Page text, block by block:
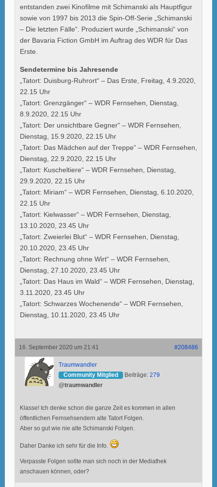
entstanden zwei Kinofilme mit Schimanski als Hauptfigur
sowie von 1997 bis 2013 die Spin-Off-Serie „Schimanski
– Die letzten Fälle“. Produziert wurde „Schimanski“ von
der Bavaria Fiction GmbH im Auftrag des WDR für Das
Erste.
Sendetermine bis Jahresende
„Tatort: Duisburg-Ruhrort“ – Das Erste, Freitag, 4.9.2020,
22.15 Uhr
„Tatort: Grenzgänger“ – WDR Fernsehen, Dienstag,
8.9.2020, 22.15 Uhr
„Tatort: Der unsichtbare Gegner“ – WDR Fernsehen,
Dienstag, 15.9.2020, 22.15 Uhr
„Tatort: Das Mädchen auf der Treppe“ – WDR Fernsehen,
Dienstag, 22.9.2020, 22.15 Uhr
„Tatort: Kuscheltiere“ – WDR Fernsehen, Dienstag,
29.9.2020, 22.15 Uhr
„Tatort: Miriam“ – WDR Fernsehen, Dienstag, 6.10.2020,
22.15 Uhr
„Tatort: Kielwasser“ – WDR Fernsehen, Dienstag,
13.10.2020, 23.45 Uhr
„Tatort: Zweierlei Blut“ – WDR Fernsehen, Dienstag,
20.10.2020, 23.45 Uhr
„Tatort: Rechnung ohne Wirt“ – WDR Fernsehen,
Dienstag, 27.10.2020, 23.45 Uhr
„Tatort: Das Haus im Wald“ – WDR Fernsehen, Dienstag,
3.11.2020, 23.45 Uhr
„Tatort: Schwarzes Wochenende“ – WDR Fernsehen,
Dienstag, 10.11.2020, 23.45 Uhr
16. September 2020 um 21:41 #208486
Traumwandler
Community Mitglied
Beiträge: 279
@traumwandler
Klasse! Ich denke schon die ganze Zeit es kommen in allen
öffentlichen Fernsehsendern alte Tatort Folgen.
Aber so gut wie nie alte Schimanski Folgen.
Daher Danke ich sehr für die Info.
Verpasste Folgen sollte man sich noch in der Mediathek
anschauen können, oder?